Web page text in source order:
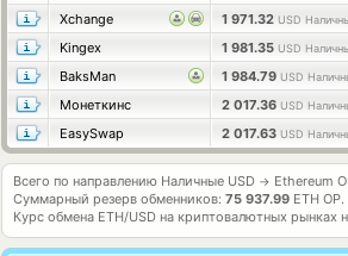
Xchange
1 971.32 USD
Kingex
1 981.35 USD
BaksMan
1 984.79 USD
Монеткинс
2 017.36 USD
EasySwap
2 017.63 USD
Всего по направлению Наличные USD → Ethereum
Суммарный резерв обменников: 75 937.99 ETH OP.
Курс обмена ETH/USD на криптовалютных рынках